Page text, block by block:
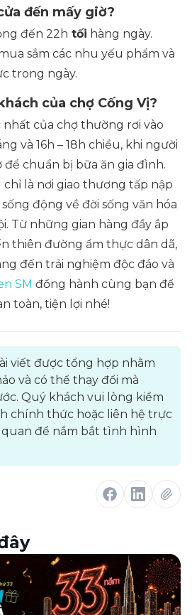
đến mấy giờ?
đến 22h tối hàng ngày.
sắm các nhu yếu phẩm và
trong ngày.
của chợ Cống Vị?
của chợ thường rơi vào
và 16h – 18h chiều, khi người
chuẩn bị bữa ăn gia đình.
chỉ là nơi giao thương tấp nập
động về đời sống văn hóa
Từ những gian hàng đầy ắp
thiên đường ẩm thực dân dã,
đến trải nghiệm độc đáo và
SM đồng hành cùng bạn để
toàn, tiện lợi nhé!
viết được tổng hợp nhằm
và có thể thay đổi mà
Quý khách vui lòng kiểm
chính thức hoặc liên hệ trực
quan để nắm bắt tình hình